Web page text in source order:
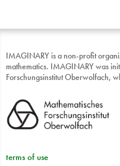
IMAGINARY is a non-profit
mathematics. IMAGINARY was
Forschungsinstitut Oberwolfach,
terms of use